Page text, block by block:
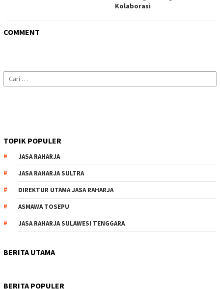
Kolaborasi
COMMENT
Cari
untuk:
TOPIK POPULER
JASA RAHARJA
JASA RAHARJA SULTRA
DIREKTUR UTAMA JASA RAHARJA
ASMAWA TOSEPU
JASA RAHARJA SULAWESI TENGGARA
BERITA UTAMA
BERITA POPULER